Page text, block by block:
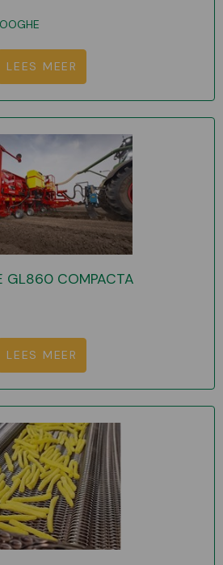
LEES MEER
GL860 COMPACTA
LEES MEER